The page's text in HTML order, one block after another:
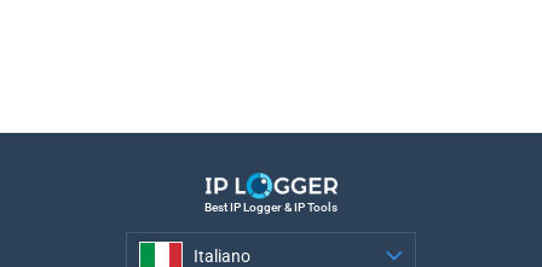
Best IP Logger & IP Tools
Italiano